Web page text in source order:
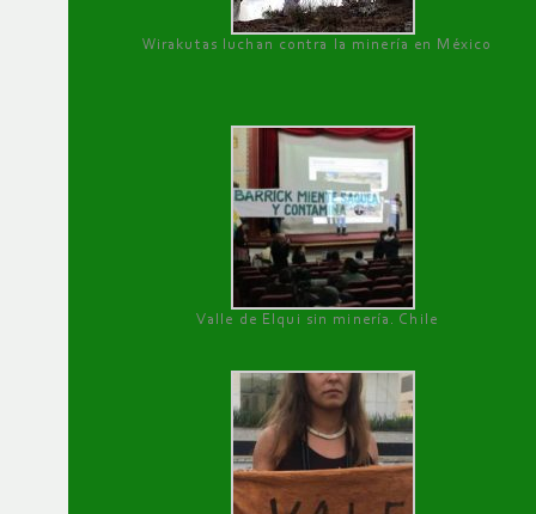
Wirakutas luchan contra la minería en México
Valle de Elqui sin minería. Chile